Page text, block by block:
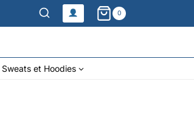
0
Sweats et Hoodies